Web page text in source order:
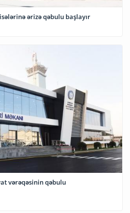
ərizə qəbulu başlayır
vərəqəsinin qəbulu